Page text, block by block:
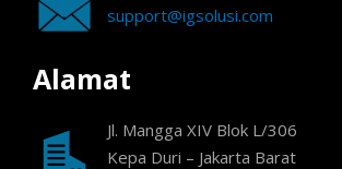
support@igsolusi.com
Alamat
Jl. Mangga XIV Blok L/306
Kepa Duri – Jakarta Barat